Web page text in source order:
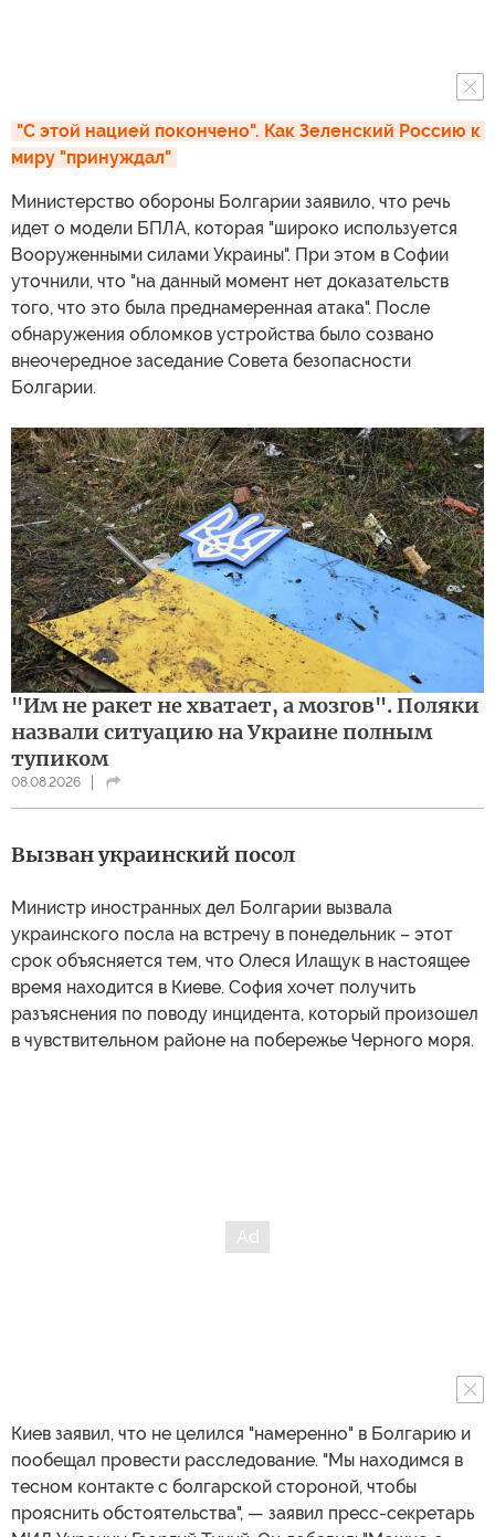
"С этой нацией покончено". Как Зеленский Россию к
миру "принуждал"
Министерство обороны Болгарии заявило, что речь
идет о модели БПЛА, которая "широко используется
Вооруженными силами Украины". При этом в Софии
уточнили, что "на данный момент нет доказательств
того, что это была преднамеренная атака". После
обнаружения обломков устройства было созвано
внеочередное заседание Совета безопасности
Болгарии.
"Им не ракет не хватает, а мозгов". Поляки
назвали ситуацию на Украине полным
тупиком
08.08.2026
Вызван украинский посол
Министр иностранных дел Болгарии вызвала
украинского посла на встречу в понедельник – этот
срок объясняется тем, что Олеся Илащук в настоящее
время находится в Киеве. София хочет получить
разъяснения по поводу инцидента, который произошел
в чувствительном районе на побережье Черного моря.
Киев заявил, что не целился "намеренно" в Болгарию и
пообещал провести расследование. "Мы находимся в
тесном контакте с болгарской стороной, чтобы
прояснить обстоятельства", — заявил пресс-секретарь